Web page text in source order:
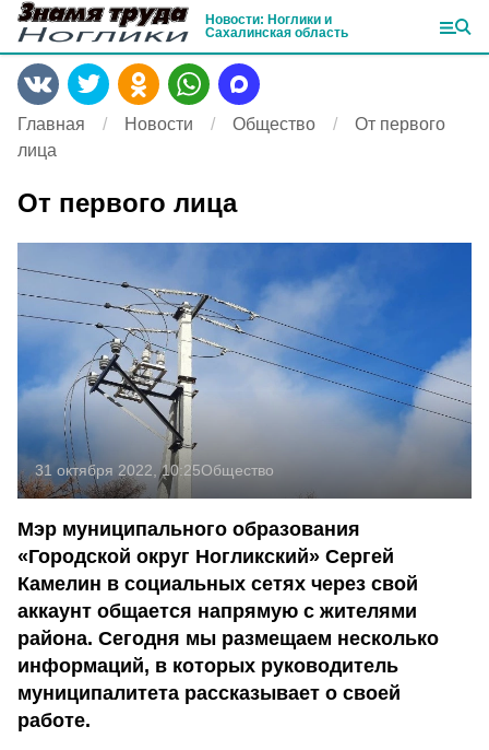
Новости: Ноглики и
Сахалинская область
Главная Новости Общество
От первого
лица
От первого лица
31 октября 2022, 10:25Общество
Мэр муниципального образования
«Городской округ Ногликский» Сергей
Камелин в социальных сетях через свой
аккаунт общается напрямую с жителями
района. Сегодня мы размещаем несколько
информаций, в которых руководитель
муниципалитета рассказывает о своей
работе.